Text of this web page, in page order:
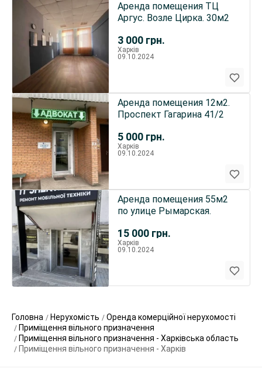
3 000 грн.
Аренда помещения ТЦ
Аргус. Возле Цирка. 30м2
Харків
09.10.2024
5 000 грн.
Аренда помещения 12м2.
Проспект Гагарина 41/2
Харків
09.10.2024
15 000 грн.
Аренда помещения 55м2
по улице Рымарская.
Харків
09.10.2024
Головна Нерухомість
Оренда комерційної нерухомості
Приміщення вільного призначення
Приміщення вільного призначення - Харківська область
Приміщення вільного призначення - Харків